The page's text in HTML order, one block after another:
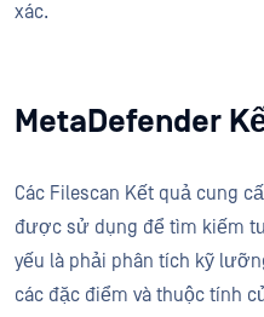
xác.
MetaDefender
Các Filescan Kết quả cung
được sử dụng để tìm kiếm
yếu là phải phân tích kỹ
các đặc điểm và thuộc tính